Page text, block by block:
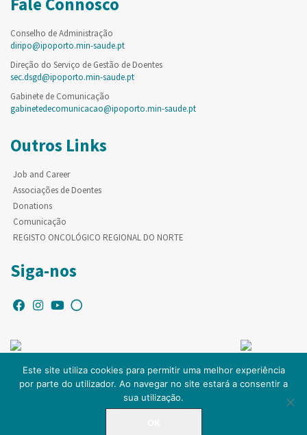
Conselho de Administração
diripo@ipoporto.min-saude.pt
Direção do Serviço de Gestão de Doentes
sec.dsgd@ipoporto.min-saude.pt
Gabinete de Comunicação
gabinetedecomunicacao@ipoporto.min-saude.pt
Outros Links
Job and Career
Associações de Doentes
Donations
Comunicação
REGISTO ONCOLÓGICO REGIONAL DO NORTE
Siga-nos
© Copyright IPO-PORTO. Todos os direitos reservados.
Este site utiliza cookies para permitir uma melhor experiência
por parte do utilizador. Ao navegar no site estará a consentir a
sua utilização.